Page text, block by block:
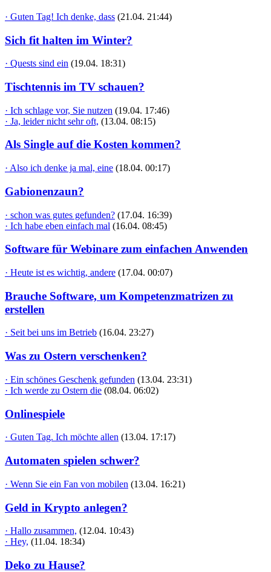
· Guten Tag! Ich denke, dass (21.04. 21:44)
Sich fit halten im Winter?
· Quests sind ein (19.04. 18:31)
Tischtennis im TV schauen?
· Ich schlage vor, Sie nutzen (19.04. 17:46)
· Ja, leider nicht sehr oft, (13.04. 08:15)
Als Single auf die Kosten kommen?
· Also ich denke ja mal, eine (18.04. 00:17)
Gabionenzaun?
· schon was gutes gefunden? (17.04. 16:39)
· Ich habe eben einfach mal (16.04. 08:45)
Software für Webinare zum einfachen Anwenden
· Heute ist es wichtig, andere (17.04. 00:07)
Brauche Software, um Kompetenzmatrizen zu
erstellen
· Seit bei uns im Betrieb (16.04. 23:27)
Was zu Ostern verschenken?
· Ein schönes Geschenk gefunden (13.04. 23:31)
· Ich werde zu Ostern die (08.04. 06:02)
Onlinespiele
· Guten Tag. Ich möchte allen (13.04. 17:17)
Automaten spielen schwer?
· Wenn Sie ein Fan von mobilen (13.04. 16:21)
Geld in Krypto anlegen?
· Hallo zusammen, (12.04. 10:43)
· Hey, (11.04. 18:34)
Deko zu Hause?